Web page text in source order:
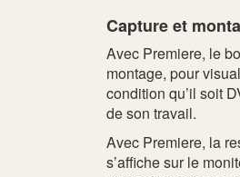
Capture et
Avec Premiere, le
montage, pour
condition qu’il soit
de son travail.
Avec Premiere, la
s’affiche sur le